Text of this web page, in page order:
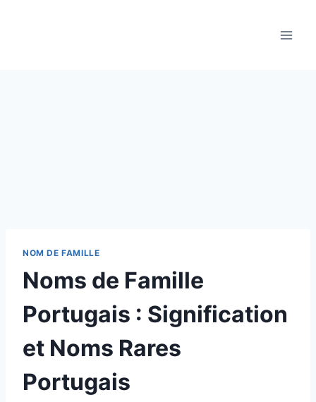
NOM DE FAMILLE
Noms de Famille
Portugais : Signification
et Noms Rares
Portugais